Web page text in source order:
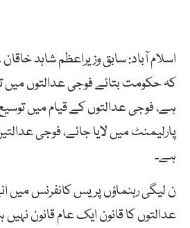
اسلام آباد: سابق وزیراعظم شاہد
کہ حکومت بتائے فوجی عدالتوں میں
ہے، فوجی عدالتوں کے قیام میں
پارلیمنٹ میں لایا جائے، فوجی
ہے۔
ن لیگی رہنماؤں پریس کانفرنس میں
عدالتوں کا قانون ایک عام قانون